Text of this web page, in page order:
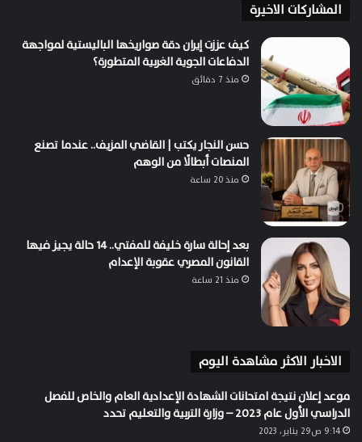
المشاركات الاخيرة
كيف عززت إيران دقة صواريخها الباليستية لمواجهة
الدفاعات الجوية الغربية المتطورة؟
منذ 7 دقائق
حسن النجار يكتب | القاضي المزيف.. عندما تصنع
المنصات أبطالًا من الوهم
منذ 20 ساعة
بعد إحالة سارة خليفة للمفتي.. 14 حالة يجيز فيها
القانون المصري عقوبة الإعدام
منذ 21 ساعة
الاخبار الاكثر مشاهدة اليوم
موعد إعلان نتيجة امتحانات الشهادة الإعدادية العام والخاص للفصل
الدراسي الأول عام 2023 – وزارة التربية والتعليم تحدد
9:14 ص29 يناير، 2023